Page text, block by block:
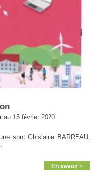
au 15 février 2020.
sont Ghislaine BARREAU,
En savoir +